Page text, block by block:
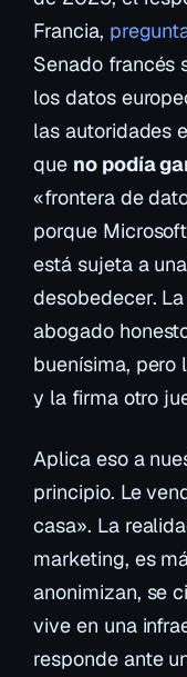
Francia,
Senado francés
los datos
las autoridades
que no podía
«frontera de
porque
está sujeta a
desobedecer.
abogado
buenísima, pero
y la firma otro
Aplica eso a
principio. Le
casa». La
marketing, es
anonimizan, se
vive en una
responde ante